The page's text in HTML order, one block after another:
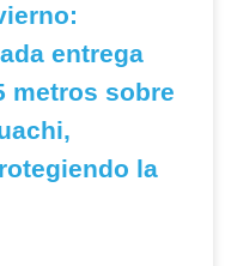
entrega
metros sobre
la